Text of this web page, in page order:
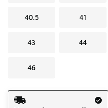
40.5 41
43 44
46
Verzendmethode